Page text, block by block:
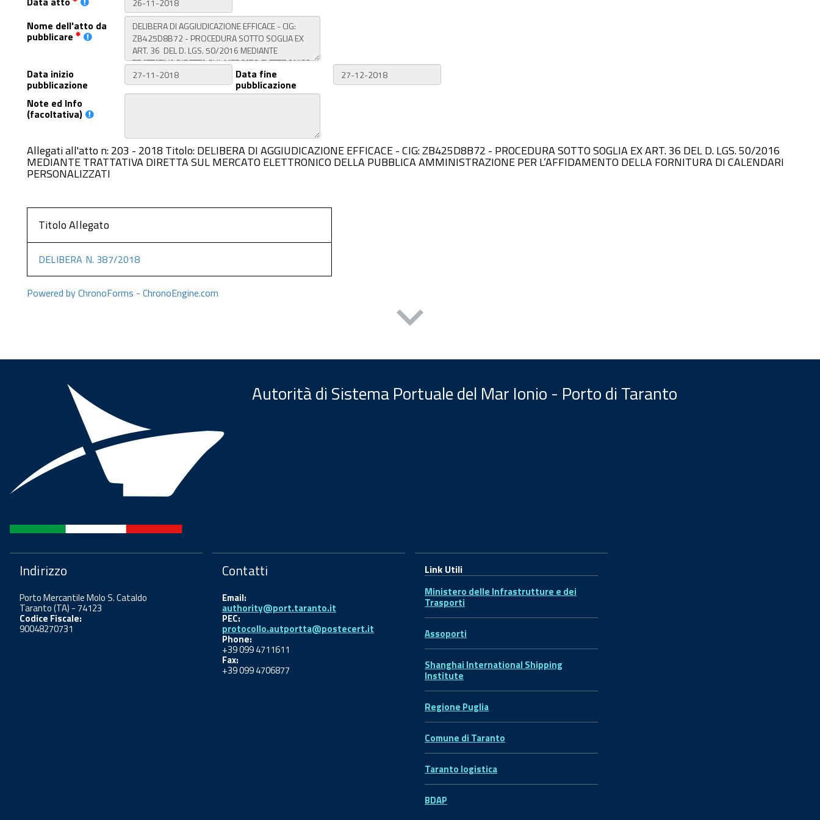
Nome dell'atto da
pubblicare
Data inizio
pubblicazione
Data fine
pubblicazione
Note ed Info
(facoltativa)
Allegati all'atto n: 203 - 2018 Titolo: DELIBERA DI AGGIUDICAZIONE EFFICACE - CIG: ZB425D8B72 - PROCEDURA SOTTO SOGLIA EX ART. 36 DEL D. LGS. 50/2016
MEDIANTE TRATTATIVA DIRETTA SUL MERCATO ELETTRONICO DELLA PUBBLICA AMMINISTRAZIONE PER L’AFFIDAMENTO DELLA FORNITURA DI CALENDARI
PERSONALIZZATI
Titolo Allegato
DELIBERA N. 387/2018
Powered by ChronoForms - ChronoEngine.com
Autorità di Sistema Portuale del Mar Ionio - Porto di Taranto
Indirizzo
Porto Mercantile Molo S. Cataldo
Taranto (TA) - 74123
Codice Fiscale:
90048270731
Contatti
Email:
authority@port.taranto.it
PEC:
protocollo.autportta@postecert.it
Phone:
+39 099 4711611
Fax:
+39 099 4706877
Link Utili
Ministero delle Infrastrutture e dei
Trasporti
Assoporti
Shanghai International Shipping
Institute
Regione Puglia
Comune di Taranto
Taranto logistica
BDAP